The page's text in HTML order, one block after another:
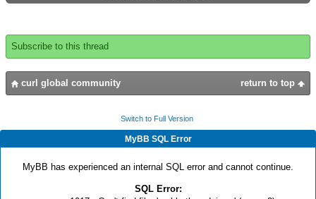
Subscribe to this thread
return to top
curl global community
Switch to Full Version
MyBB SQL Error
MyBB has experienced an internal SQL error and cannot continue.
SQL Error: